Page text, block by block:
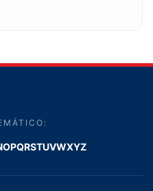
OPQRSTUVWXYZ